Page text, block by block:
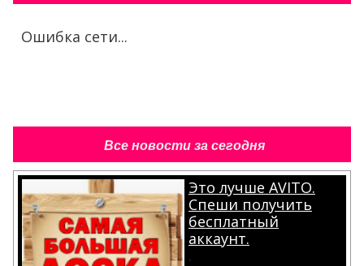
Ошибка сети...
Все новости за сегодня
Это лучше AVITO.
Спеши получить
бесплатный
аккаунт.
.